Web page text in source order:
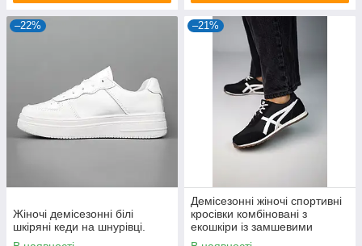
–22%
Жіночі демісезонні білі
шкіряні кеди на шнурівці.
–21%
Демісезонні жіночі спортивні
кросівки комбіновані з
екошкіри із замшевими
вставками